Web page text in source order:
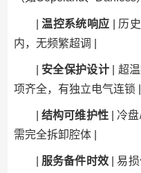
|温控系统响应 | 历
内，无频繁超调 |
安全保护设计 | 超
项齐全，有独立电气连锁 |
结构可维护性| 冷盘
需完全拆卸腔体 |
服务备件时效 | 易